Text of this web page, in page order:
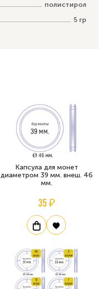
полистирол
5 гр
Капсула для монет
диаметром 39 мм. внеш. 46
мм.
35 ₽